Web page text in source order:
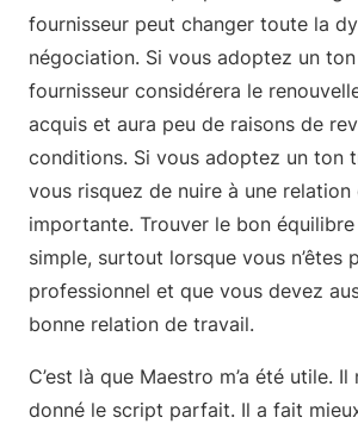
fournisseur peut changer toute la
négociation. Si vous adoptez un
fournisseur considérera le
acquis et aura peu de raisons de
conditions. Si vous adoptez un ton
vous risquez de nuire à une relation
importante. Trouver le bon équilibre
simple, surtout lorsque vous n’êtes
professionnel et que vous devez
bonne relation de travail.
C’est là que Maestro m’a été utile. Il
donné le script parfait. Il a fait